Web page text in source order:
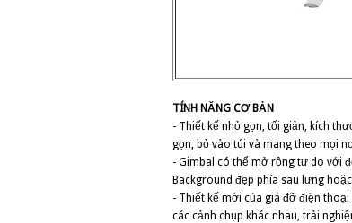
TÍNH NĂNG CƠ BẢN
- Thiết kế nhỏ gọn, tối giản, kích
gọn, bỏ vào túi và mang theo mọi
- Gimbal có thể mở rộng tự do với
Background đẹp phía sau lưng
- Thiết kế mới của giá đỡ điện
các cảnh chụp khác nhau, trải